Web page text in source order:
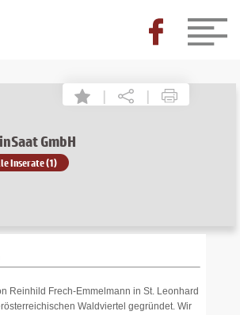
| |
GmbH
Inserate (1)
Reinhild Frech-Emmelmann in St. Leonhard
Waldviertel gegründet. Wir